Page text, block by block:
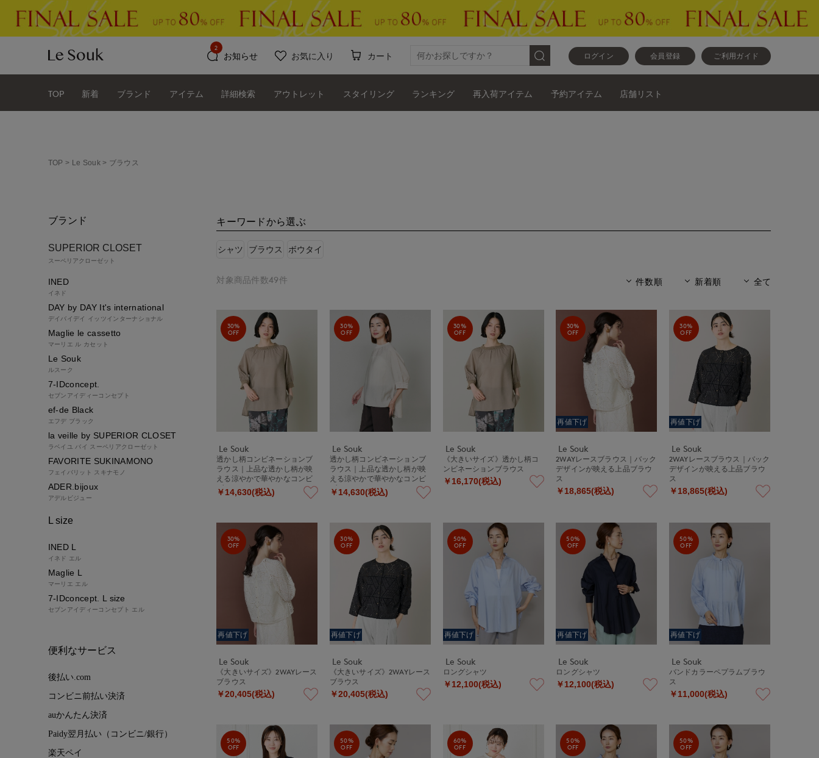
ログイン 会員登録 ご利用ガイド
お知らせ
2
お気に入り カート
TOP 新着 ブランド アイテム 詳細検索 アウトレット スタイリング ランキング 再入荷アイテム 予約アイテム 店舗リスト
TOP Le Souk ブラウス
キーワードから選ぶ
シャツ ブラウス ボウタイ
件数順 新着順 全て
対象商品件数49件
30%
OFF
Le Souk
透かし柄コンビネーションブ
ラウス｜上品な透かし柄が映
える涼やかで華やかなコンビ
ブラウス
￥14,630(税込)
30%
OFF
Le Souk
透かし柄コンビネーションブ
ラウス｜上品な透かし柄が映
える涼やかで華やかなコンビ
ブラウス
￥14,630(税込)
30%
OFF
Le Souk
《大きいサイズ》透かし柄コ
ンビネーションブラウス
￥16,170(税込)
30%
OFF
再値下げ
Le Souk
2WAYレースブラウス｜バック
デザインが映える上品ブラウ
ス
￥18,865(税込)
30%
OFF
再値下げ
Le Souk
2WAYレースブラウス｜バック
デザインが映える上品ブラウ
ス
￥18,865(税込)
30%
OFF
再値下げ
Le Souk
《大きいサイズ》2WAYレース
ブラウス
￥20,405(税込)
30%
OFF
再値下げ
Le Souk
《大きいサイズ》2WAYレース
ブラウス
￥20,405(税込)
50%
OFF
再値下げ
Le Souk
ロングシャツ
￥12,100(税込)
50%
OFF
再値下げ
Le Souk
ロングシャツ
￥12,100(税込)
50%
OFF
再値下げ
Le Souk
バンドカラーペプラムブラウ
ス
￥11,000(税込)
50%
OFF
50%
OFF
60%
OFF
50%
OFF
50%
OFF
ブランド
SUPERIOR CLOSET
スーペリアクローゼット
INED
イネド
DAY by DAY It's international
デイバイデイ イッツインターナショナル
Maglie le cassetto
マーリエ ル カセット
Le Souk
ルスーク
7-IDconcept.
セブンアイディーコンセプト
ef-de Black
エフデ ブラック
la veille by SUPERIOR CLOSET
ラベイユ バイ スーペリアクローゼット
FAVORITE SUKINAMONO
フェイバリット スキナモノ
ADER.bijoux
アデルビジュー
L size
INED L
イネド エル
Maglie L
マーリエ エル
7-IDconcept. L size
セブンアイディーコンセプト エル
便利なサービス
後払い.com
コンビニ前払い決済
auかんたん決済
Paidy翌月払い（コンビニ/銀行）
楽天ペイ